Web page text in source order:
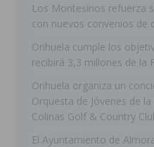
Los Montesinos refuerza
con nuevos convenios de
Orihuela cumple los
recibirá 3,3 millones de la
Orihuela organiza un
Orquesta de Jóvenes de
Colinas Golf & Country
El Ayuntamiento de